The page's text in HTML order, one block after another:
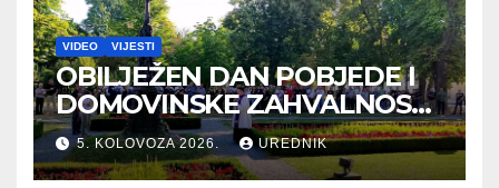
VIDEO VIJESTI
OBILJEŽEN DAN POBJEDE I
DOMOVINSKE ZAHVALNOSTI
TE DAN HRVATSKIH
BRANITELJA
5. KOLOVOZA 2026. UREDNIK